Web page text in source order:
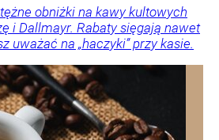
obniżki na kawy kultowych
i Dallmayr. Rabaty sięgają nawet
uważać na „haczyki” przy kasie.